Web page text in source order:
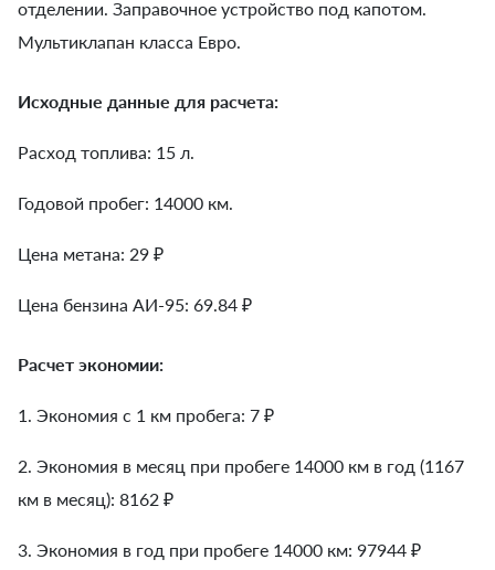
отделении. Заправочное устройство под капотом.
Мультиклапан класса Евро.
Исходные данные для расчета:
Расход топлива: 15 л.
Годовой пробег: 14000 км.
Цена метана: 29 ₽
Цена бензина АИ-95: 69.84 ₽
Расчет экономии:
1. Экономия с 1 км пробега: 7 ₽
2. Экономия в месяц при пробеге 14000 км в год (1167
км в месяц): 8162 ₽
3. Экономия в год при пробеге 14000 км: 97944 ₽